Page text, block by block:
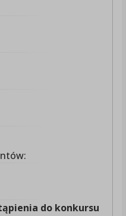
do konkursu